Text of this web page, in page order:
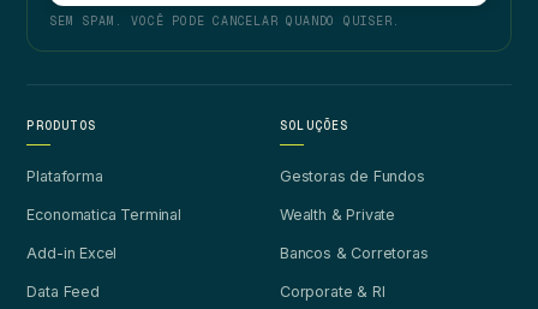
SEM SPAM. VOCÊ PODE CANCELAR QUANDO QUISER.
PRODUTOS
Plataforma
Economatica Terminal
Add-in Excel
Data Feed
SOLUÇÕES
Gestoras de Fundos
Wealth & Private
Bancos & Corretoras
Corporate & RI